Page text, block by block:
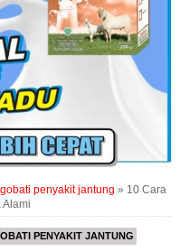
penyakit jantung » 10 Cara
Alami
PENYAKIT JANTUNG